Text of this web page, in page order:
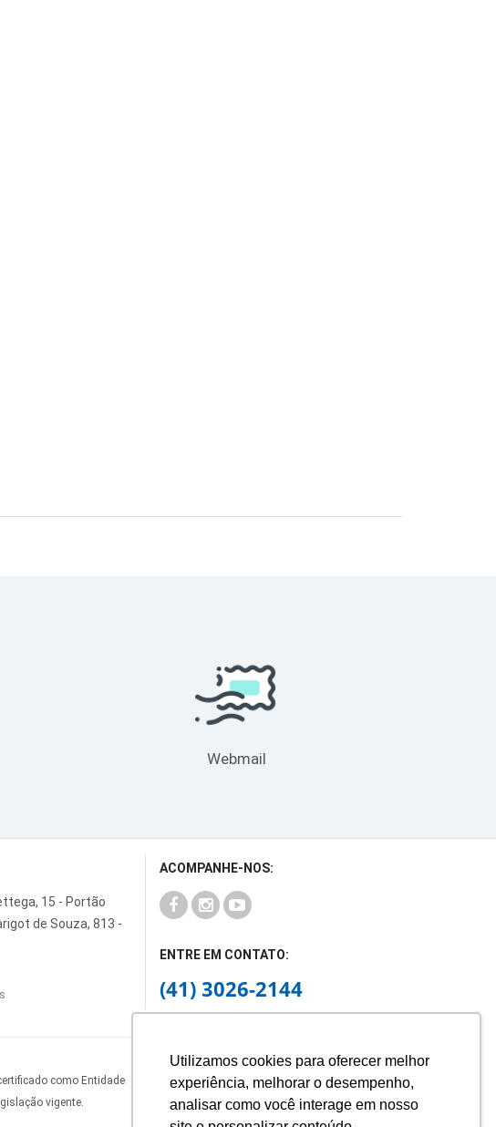
Utilizamos cookies para oferecer melhor
experiência, melhorar o desempenho,
analisar como você interage em nosso
Webmail
15 - Portão
de Souza, 813 -
ACOMPANHE-NOS:
ENTRE EM CONTATO:
(41) 3026-2144
como Entidade
vigente.